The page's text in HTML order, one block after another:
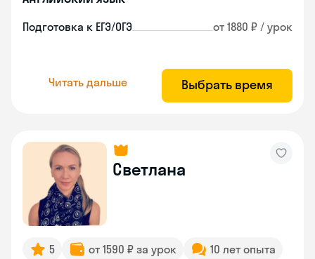
Подготовка к ЕГЭ/ОГЭ от 1880 ₽ / урок
Читать дальше Выбрать время
Светлана
5 от 1590 ₽ за урок
10 лет опыта